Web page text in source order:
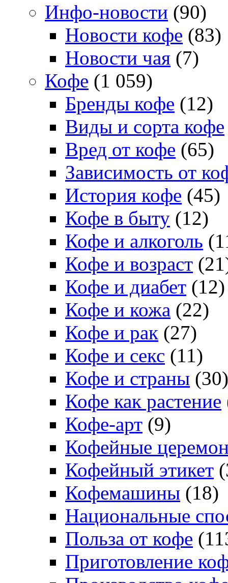
Инфо-новости (90)
Новости кофе (83)
Новости чая (7)
Кофе (1 059)
Бренды кофе (12)
Виды и сорта кофе
Вред от кофе (65)
Зависимость от
История кофе (45)
Кофе в быту (12)
Кофе и алкоголь
Кофе и возраст
Кофе и диабет (12)
Кофе и кожа (22)
Кофе и рак (27)
Кофе и секс (11)
Кофе и страны (30)
Кофе как растение
Кофе-арт (9)
Кофейные
Кофейный этикет
Кофемашины (18)
Национальные
Польза от кофе
Приготовление